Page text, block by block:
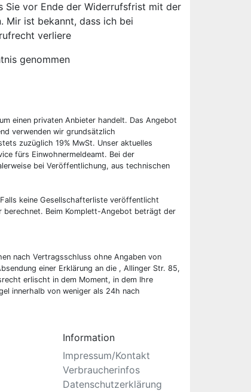
Sie vor Ende der Widerrufsfrist mit der
Mir ist bekannt, dass ich bei
verliere
genommen
einen privaten Anbieter handelt. Das Angebot
verwenden wir grundsätzlich
zuzüglich 19% MwSt. Unser aktuelles
fürs Einwohnermeldeamt. Bei der
bei Veröffentlichung, aus technischen
keine Gesellschafterliste veröffentlicht
Beim Komplett-Angebot beträgt der
nach Vertragsschluss ohne Angaben von
einer Erklärung an die , Allinger Str. 85,
erlischt in dem Moment, in dem Ihre
innerhalb von weniger als 24h nach
Information
Impressum/Kontakt
Verbraucherinfos
Datenschutzerklärung